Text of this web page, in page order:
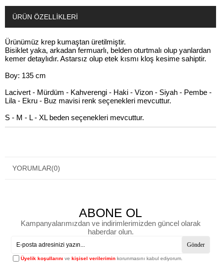
ÜRÜN ÖZELLIKLERI
Ürünümüz krep kumaştan üretilmiştir.
Bisiklet yaka, arkadan fermuarlı, belden oturtmalı olup yanlardan
kemer detaylıdır. Astarsız olup etek kısmı kloş kesime sahiptir.
Boy: 135 cm
Lacivert - Mürdüm - Kahverengi - Haki - Vizon - Siyah - Pembe -
Lila - Ekru - Buz mavisi renk seçenekleri mevcuttur.
S - M - L - XL beden seçenekleri mevcuttur.
YORUMLAR(0)
ABONE OL
Kampanyalarımızdan ve indirimlerimizden güncel olarak
haberdar olun.
Gönder
Üyelik koşullarını ve kişisel verilerimin korunmasını kabul ediyorum.